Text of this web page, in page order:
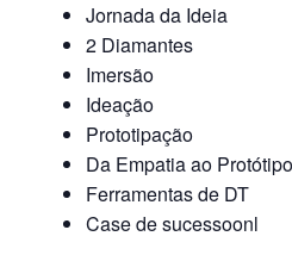
Jornada da Ideia
2 Diamantes
Imersão
Ideação
Prototipação
Da Empatia ao
Ferramentas de DT
Case de sucessoonl